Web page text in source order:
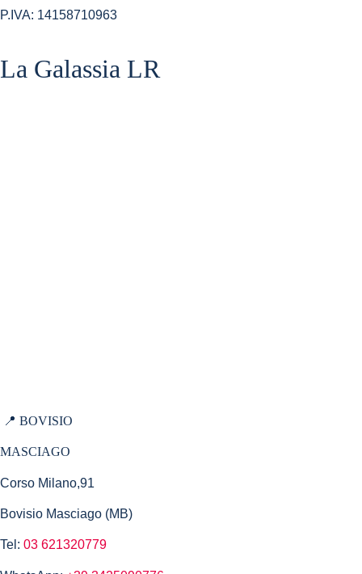
P.IVA: 14158710963
La Galassia LR​
📍 BOVISIO
MASCIAGO
Corso Milano,91
Bovisio Masciago (MB)
Tel: 03 621320779